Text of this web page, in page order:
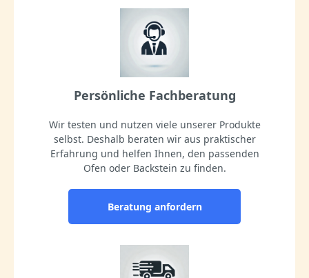
Persönliche Fachberatung
Wir testen und nutzen viele unserer Produkte
selbst. Deshalb beraten wir aus praktischer
Erfahrung und helfen Ihnen, den passenden
Ofen oder Backstein zu finden.
Beratung anfordern